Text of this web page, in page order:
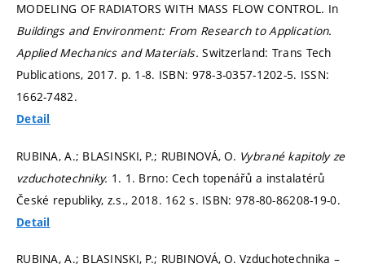
MODELING OF RADIATORS WITH MASS FLOW CONTROL. In
Buildings and Environment: From Research to Application.
Applied Mechanics and Materials.Switzerland: Trans Tech
Publications, 2017. p. 1-8. ISBN: 978-3-0357-1202-5. ISSN:
1662-7482.
Detail
RUBINA, A.; BLASINSKI, P.; RUBINOVÁ, O. Vybrané kapitoly ze
vzduchotechniky. 1. 1. Brno: Cech topenářů a instalatérů
České republiky, z.s., 2018. 162 s. ISBN: 978-80-86208-19-0.
Detail
RUBINA, A.; BLASINSKI, P.; RUBINOVÁ, O. Vzduchotechnika –